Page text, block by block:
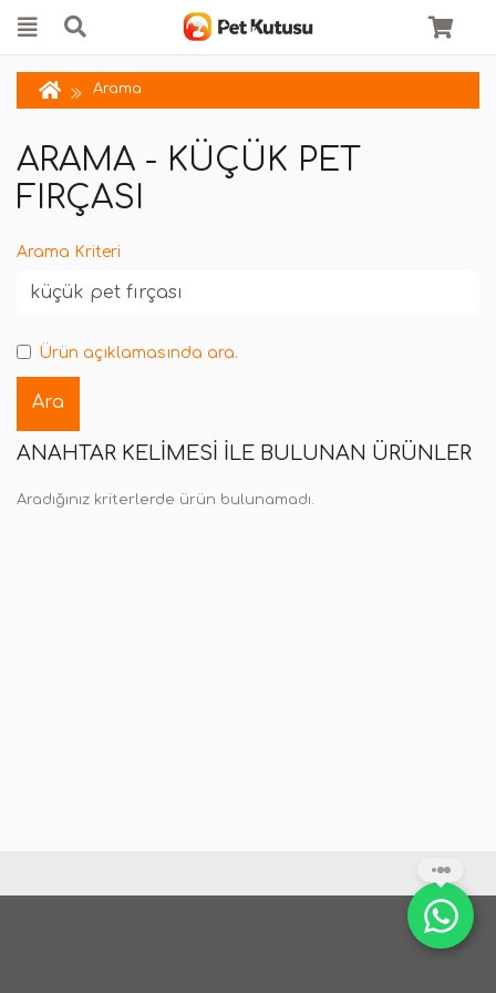
Arama
ARAMA - KÜÇÜK PET
FIRÇASI
Arama Kriteri
Ürün açıklamasında ara.
ANAHTAR KELIMESI ILE BULUNAN ÜRÜNLER
Aradığınız kriterlerde ürün bulunamadı.